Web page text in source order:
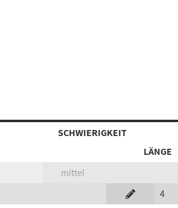
SCHWIERIGKEIT
LÄNGE
mittel
4